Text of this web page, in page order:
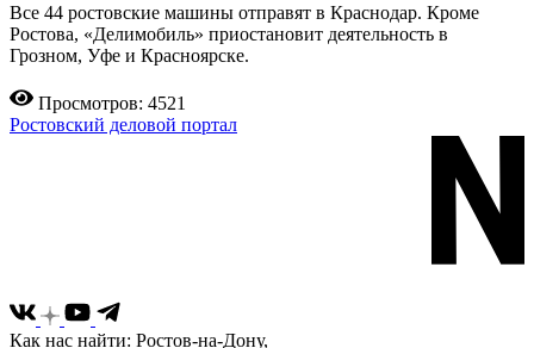
Все 44 ростовские машины отправят в Краснодар. Кроме
Ростова, «Делимобиль» приостановит деятельность в
Грозном, Уфе и Красноярске.
Просмотров: 4521
Ростовский деловой портал
Как нас найти: Ростов-на-Дону,